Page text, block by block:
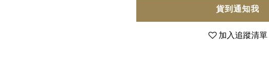
貨到通知我
加入追蹤清單